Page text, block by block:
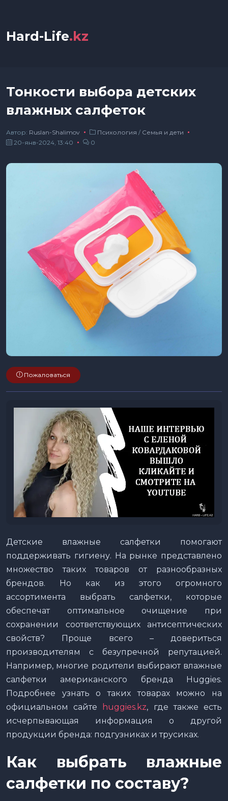
Hard-Life.kz
Тонкости выбора детских
влажных салфеток
Автор: Ruslan-Shalimov Психология / Семья и дети
20-янв-2024, 13:40
0
Пожаловаться
Детские влажные салфетки помогают
поддерживать гигиену. На рынке представлено
множество таких товаров от разнообразных
брендов. Но как из этого огромного
ассортимента выбрать салфетки, которые
обеспечат оптимальное очищение при
сохранении соответствующих антисептических
свойств? Проще всего – довериться
производителям с безупречной репутацией.
Например, многие родители выбирают влажные
салфетки американского бренда Huggies.
Подробнее узнать о таких товарах можно на
официальном сайте
huggies.kz, где также есть
исчерпывающая информация о другой
продукции бренда: подгузниках и трусиках.
Как выбрать влажные
салфетки по составу?